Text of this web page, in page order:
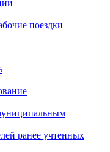
поездки
ранее учтенных